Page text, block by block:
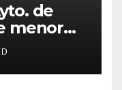
de
menor
por
en una